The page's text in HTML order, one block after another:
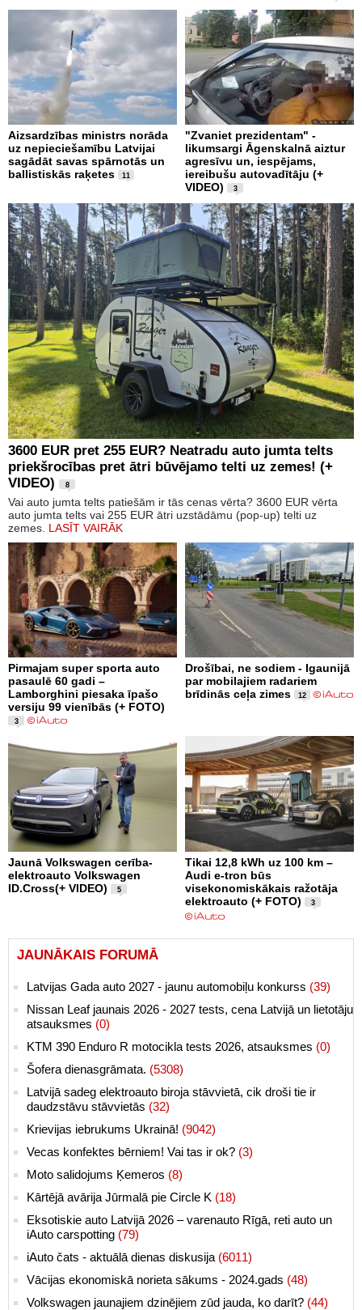
Aizsardzības ministrs norāda
uz nepieciešamību Latvijai
sagādāt savas spārnotās un
ballistiskās raķetes
11
"Zvaniet prezidentam" -
likumsargi Āgenskalnā aiztur
agresīvu un, iespējams,
iereibušu autovadītāju (+
VIDEO)
3
3600 EUR pret 255 EUR? Neatradu auto jumta telts
priekšrocības pret ātri būvējamo telti uz zemes! (+
VIDEO)
8
Vai auto jumta telts patiešām ir tās cenas vērta? 3600 EUR vērta
auto jumta telts vai 255 EUR ātri uzstādāmu (pop-up) telti uz
zemes. LASĪT VAIRĀK
Pirmajam super sporta auto
pasaulē 60 gadi –
Lamborghini piesaka īpašo
versiju 99 vienībās (+ FOTO)
3
Drošībai, ne sodiem - Igaunijā
par mobilajiem radariem
brīdinās ceļa zimes
12
Jaunā Volkswagen cerība-
elektroauto Volkswagen
ID.Cross(+ VIDEO)
5
Tikai 12,8 kWh uz 100 km –
Audi e-tron būs
visekonomiskākais ražotāja
elektroauto (+ FOTO)
3
JAUNĀKAIS FORUMĀ
Latvijas Gada auto 2027 - jaunu automobiļu konkurss (39)
Nissan Leaf jaunais 2026 - 2027 tests, cena Latvijā un lietotāju
atsauksmes (0)
KTM 390 Enduro R motocikla tests 2026, atsauksmes (0)
Šofera dienasgrāmata. (5308)
Latvijā sadeg elektroauto biroja stāvvietā, cik droši tie ir
daudzstāvu stāvvietās (32)
Krievijas iebrukums Ukrainā! (9042)
Vecas konfektes bērniem! Vai tas ir ok? (3)
Moto salidojums Ķemeros (8)
Kārtējā avārija Jūrmalā pie Circle K (18)
Eksotiskie auto Latvijā 2026 – varenauto Rīgā, reti auto un
iAuto carspotting (79)
iAuto čats - aktuālā dienas diskusija (6011)
Vācijas ekonomiskā norieta sākums - 2024.gads (48)
Volkswagen jaunajiem dzinējiem zūd jauda, ko darīt? (44)